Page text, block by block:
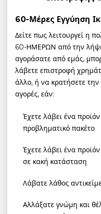
60-Μέρες Εγγύηση
Δείτε πως λειτουργεί η
60-ΗΜΕΡΩΝ από την
αγοράσατε από εμάς,
λάβετε επιστροφή
άλλο, ή να κρατήσετε την
αγορές, εάν:
Έχετε λάβει ένα
προβληματικό πακέτο
Έχετε λάβει ένα
σε κακή κατάσταση
Λάβατε λάθος
Αλλάξατε γνώμη και